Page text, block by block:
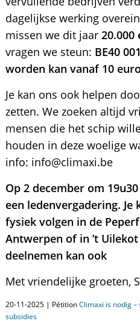
dagelijkse werking
missen we dit jaar 20.000
vragen we steun: BE40
worden kan vanaf 10 euro
Je kan ons ook helpen
zetten. We zoeken altijd
mensen die het schip
houden in deze woelige
info: info@climaxi.be
Op 2 december om
een ledenvergadering. Je
fysiek volgen in de
Antwerpen of in ’t
deelnemen kan ook
Met vriendelijke groeten,
20-11-2025 | PétitionClimaxi is nodig –
subsidies